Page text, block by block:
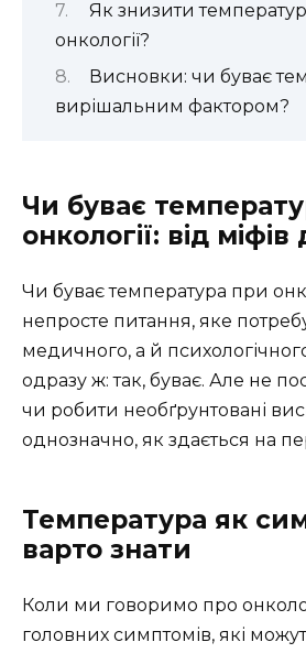
Як знизити
онкології?
Висновки: чи буває
вирішальним фактором?
Чи буває
онкології: від
Чи буває температура при
непросте питання, яке
медичного, а й
одразу ж: так, буває. Але не
чи робити необґрунтовані
однозначно, як здається на
Температура як
варто знати
Коли ми говоримо про
головних симптомів, які